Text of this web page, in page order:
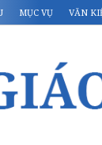
MỤC VỤ VĂN